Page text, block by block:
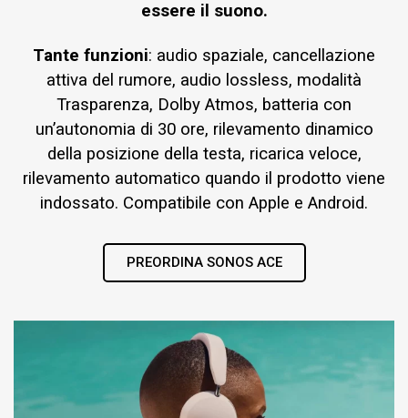
essere il suono.
Tante funzioni: audio spaziale, cancellazione
attiva del rumore, audio lossless, modalità
Trasparenza, Dolby Atmos, batteria con
un’autonomia di 30 ore, rilevamento dinamico
della posizione della testa, ricarica veloce,
rilevamento automatico quando il prodotto viene
indossato. Compatibile con Apple e Android.
PREORDINA SONOS ACE